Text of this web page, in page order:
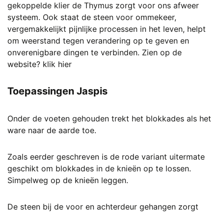
gekoppelde klier de Thymus zorgt voor ons afweer
systeem. Ook staat de steen voor ommekeer,
vergemakkelijkt pijnlijke processen in het leven, helpt
om weerstand tegen verandering op te geven en
onverenigbare dingen te verbinden. Zien op de
website? klik hier
Toepassingen Jaspis
Onder de voeten gehouden trekt het blokkades als het
ware naar de aarde toe.
Zoals eerder geschreven is de rode variant uitermate
geschikt om blokkades in de knieën op te lossen.
Simpelweg op de knieën leggen.
De steen bij de voor en achterdeur gehangen zorgt